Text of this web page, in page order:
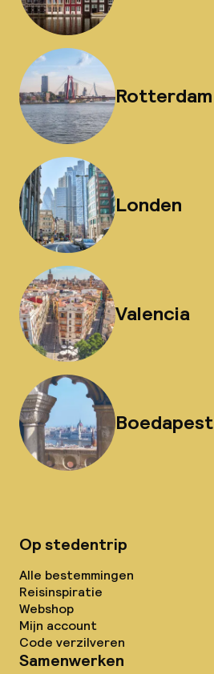
Rotterdam
Londen
Valencia
Boedapest
Op stedentrip
Alle bestemmingen
Reisinspiratie
Webshop
Mijn account
Code verzilveren
Samenwerken